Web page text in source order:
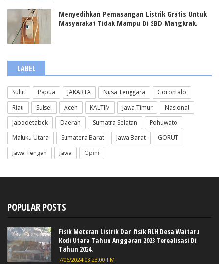
Menyedihkan Pemasangan Listrik Gratis Untuk
Masyarakat Tidak Mampu Di SBD Mangkrak.
LABEL
Sulut Papua JAKARTA Nusa Tenggara
Gorontalo
Riau
Sulsel Aceh KALTIM Jawa Timur
Nasional
Jabodetabek
Daerah Sumatra Selatan
Pohuwato
Maluku Utara
Sumatera Barat Jawa Barat
GORUT
Jawa Tengah
Jawa Opini
POPULAR POSTS
Fisik Meteran Listrik Dan fisik RLH Desa Waitaru
Kodi Utara Tahun Anggaran 2023 Terealisasi Di
Tahun 2024.
7/06/2024 08:23:00 PM